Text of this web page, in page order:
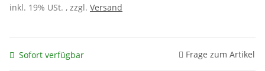
inkl. 19% USt. , zzgl. Versand
Sofort verfügbar Frage zum Artikel